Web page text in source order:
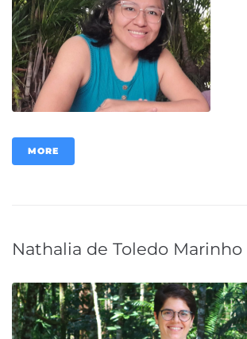
MORE
Nathalia de Toledo Marinho